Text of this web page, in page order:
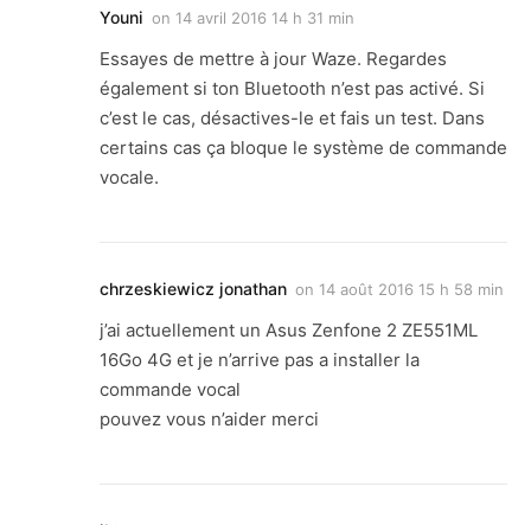
Youni on 14 avril 2016 14 h 31 min
Essayes de mettre à jour Waze. Regardes
également si ton Bluetooth n’est pas activé. Si
c’est le cas, désactives-le et fais un test. Dans
certains cas ça bloque le système de commande
vocale.
chrzeskiewicz jonathan on 14 août 2016 15 h 58 min
j’ai actuellement un Asus Zenfone 2 ZE551ML
16Go 4G et je n’arrive pas a installer la
commande vocal
pouvez vous n’aider merci